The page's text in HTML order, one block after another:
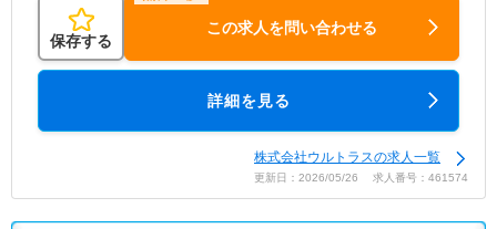
保存する
この求人を問い合わせる
詳細を見る
株式会社ウルトラスの求人一覧
更新日：2026/05/26 求人番号：461574